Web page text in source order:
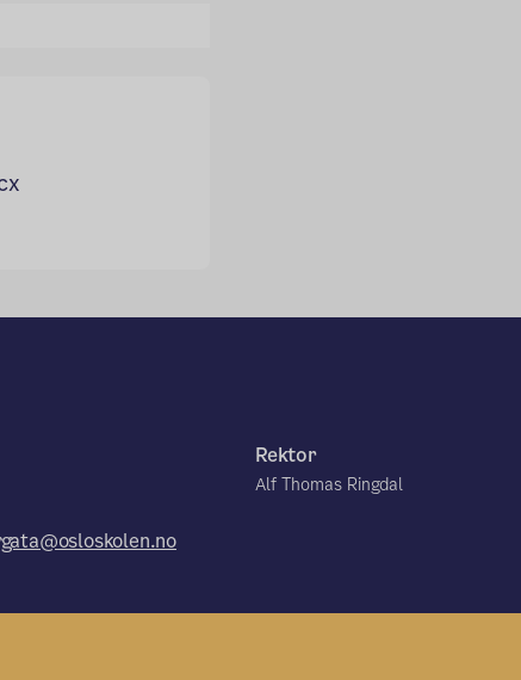
Rektor
Alf Thomas Ringdal